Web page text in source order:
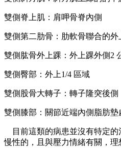
雙側脊上肌：肩呷骨脊內側
雙側第二肋骨：肋軟骨聯合的外
雙側肱骨外上踝：外上踝外側2
雙側臀部：外上1/4 區域
雙側股骨大轉子：轉子隆突後側
雙側膝部：關節近端內側脂肪墊
目前這類的病患並沒有特定的
慢性的，且與壓力情緒有關，